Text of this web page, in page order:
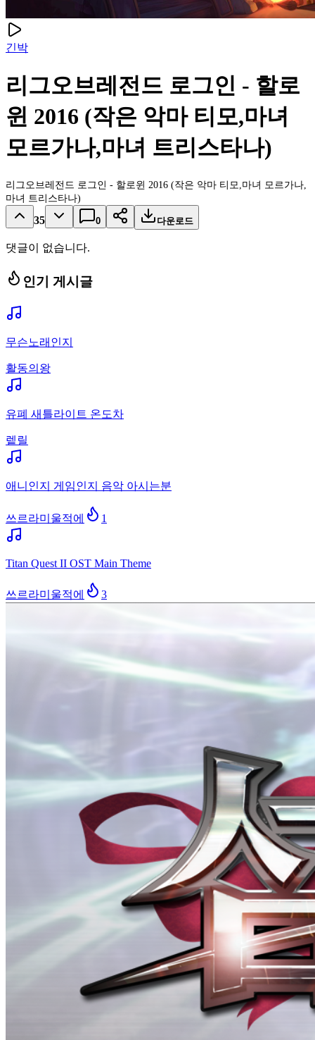
긴박
리그오브레전드 로그인 - 할로
윈 2016 (작은 악마 티모,마녀
모르가나,마녀 트리스타나)
리그오브레전드 로그인 - 할로윈 2016 (작은 악마 티모,마녀 모르가나,
마녀 트리스타나)
35 0 다운로드
댓글이 없습니다.
인기 게시글
무슨노래인지
활동의왕
유폐 새틀라이트 온도차
렡릴
애니인지 게임인지 음악 아시는분
쓰르라미울적에 1
Titan Quest II OST Main Theme
쓰르라미울적에 3